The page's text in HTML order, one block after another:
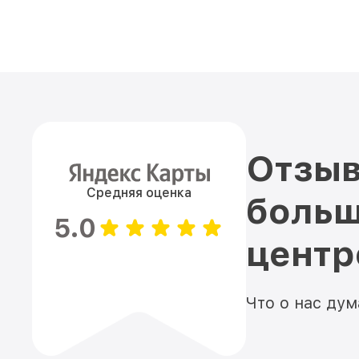
Средняя оценка
5.0
Что о нас